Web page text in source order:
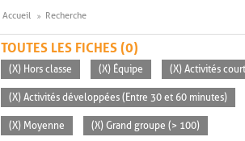
Accueil Recherche
TOUTES LES FICHES (0)
(X) Hors classe (X) Équipe (X) Activités
(X) Activités développées (Entre 30 et 60 minutes)
(X) Moyenne (X) Grand groupe (> 100)